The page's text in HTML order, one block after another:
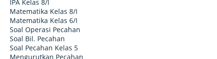
IPA Kelas 8/I
Matematika Kelas 8/I
Matematika Kelas 6/I
Soal Operasi Pecahan
Soal Bil. Pecahan
Soal Pecahan Kelas 5
Mengurutkan Pecahan